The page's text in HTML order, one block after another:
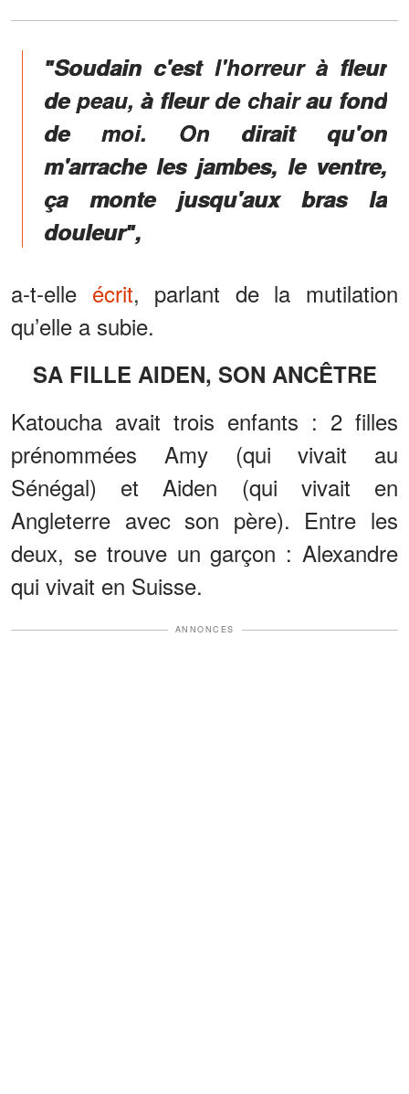
ʺSoudain c'est l'horreur à fleur
de peau, à fleur de chair au fond
de moi. On dirait qu'on
m'arrache les jambes, le ventre,
ça monte jusqu'aux bras la
douleurʺ,
a-t-elle écrit, parlant de la mutilation
qu’elle a subie.
SA FILLE AIDEN, SON ANCÊTRE
Katoucha avait trois enfants : 2 filles
prénommées Amy (qui vivait au
Sénégal) et Aiden (qui vivait en
Angleterre avec son père). Entre les
deux, se trouve un garçon : Alexandre
qui vivait en Suisse.
ANNONCES